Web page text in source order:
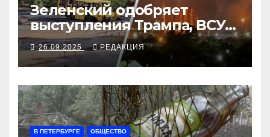
Зеленский одобряет
выступления Трампа, ВСУ
закрыли Добропольский
рубеж
26.09.2025 РЕДАКЦИЯ
В ПЕТЕРБУРГЕ ОБЩЕСТВО